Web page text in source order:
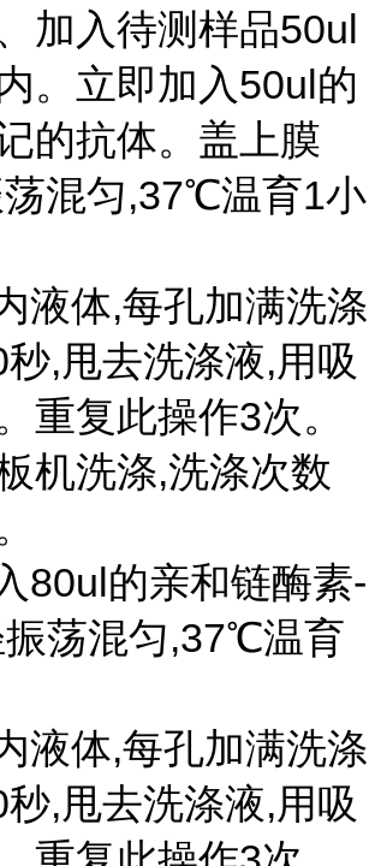
加入待测样品50ul
。立即加入50ul的
的抗体。盖上膜
混匀,37℃温育1小
液体,每孔加满洗涤
,甩去洗涤液,用吸
重复此操作3次。
机洗涤,洗涤次数
80ul的亲和链酶素-
振荡混匀,37℃温育
液体,每孔加满洗涤
,甩去洗涤液,用吸